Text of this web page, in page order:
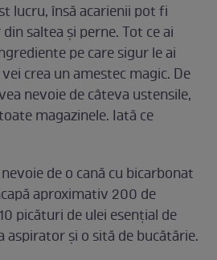
lucru, însă acarienii pot fi
saltea și perne. Tot ce ai
pe care sigur le ai
crea un amestec magic. De
nevoie de câteva ustensile,
magazinele. Iată ce
de o cană cu bicarbonat
aproximativ 200 de
picături de ulei esențial de
aspirator și o sită de bucătărie.